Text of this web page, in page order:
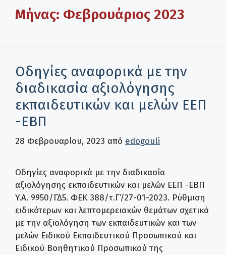
Μήνας: Φεβρουάριος 2023
Οδηγίες αναφορικά με την
διαδικασία αξιολόγησης
εκπαιδευτικών και μελών ΕΕΠ
-ΕΒΠ
28 Φεβρουαρίου, 2023 από edogouli
Οδηγίες αναφορικά με την διαδικασία
αξιολόγησης εκπαιδευτικών και μελών ΕΕΠ -ΕΒΠ
Y.A. 9950/ΓΔ5. ΦΕΚ 388/τ.Γ’/27-01-2023. Ρύθμιση
ειδικότερων και λεπτομερειακών θεμάτων σχετικά
με την αξιολόγηση των εκπαιδευτικών και των
μελών Ειδικού Εκπαιδευτικού Προσωπικού και
Ειδικού Βοηθητικού Προσωπικού της